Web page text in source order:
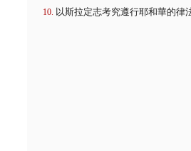
以斯拉定志考究遵行耶和華的律